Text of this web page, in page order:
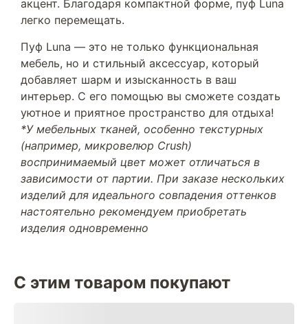
акцент. Благодаря компактной форме, пуф Luna
легко перемещать.
Пуф Luna — это не только функциональная
мебель, но и стильный аксессуар, который
добавляет шарм и изысканность в ваш
интерьер. С его помощью вы сможете создать
уютное и приятное пространство для отдыха!
*У мебельных тканей, особенно текстурных
(например, микровелюр Crush)
воспринимаемый цвет может отличаться в
зависимости от партии. При заказе нескольких
изделий для идеального совпадения оттенков
настоятельно рекомендуем приобретать
изделия одновременно
С этим товаром покупают